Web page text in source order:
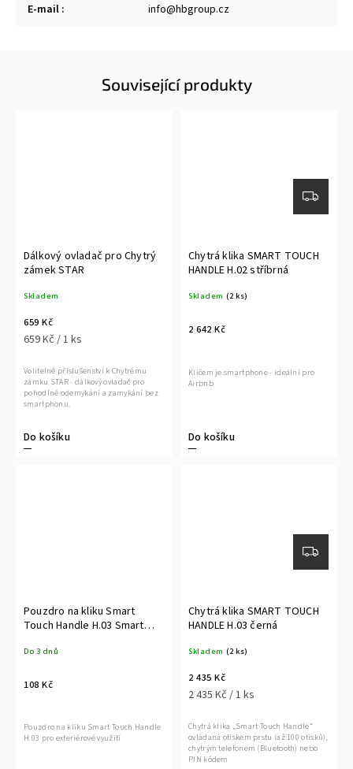
E-mail : info@hbgroup.cz
Související produkty
Dálkový ovladač pro Chytrý
zámek STAR
Skladem
659 Kč
659 Kč / 1 ks
Do košíku
Volitelné příslušenství k Chytrému
zámku STAR - dálkový ovladač pro
pohodlné odemykání a zamykání bez
smartphonu.
Chytrá klika SMART TOUCH
HANDLE H.02 stříbrná
Skladem (2 ks)
2 642 Kč
Do košíku
Klíčem je smartphone - ideální pro
Airbnb
Pouzdro na kliku Smart
Touch Handle H.03 Smart
Do 3 dnů
108 Kč
Pouzdro na kliku Smart Touch Handle
H.03 pro exteriérové využití
Chytrá klika SMART TOUCH
HANDLE H.03 černá
Skladem (2 ks)
2 435 Kč
2 435 Kč / 1 ks
Chytrá klika „Smart Touch Handle“
ovládaná otiskem prstu (až 100 otisků),
chytrým telefonem (Bluetooth) nebo
PIN kódem